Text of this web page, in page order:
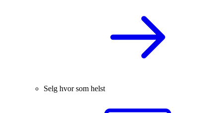
Selg hvor som helst